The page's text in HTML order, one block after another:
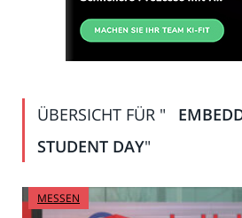
ÜBERSICHT FÜR "
STUDENT DAY"
MESSEN